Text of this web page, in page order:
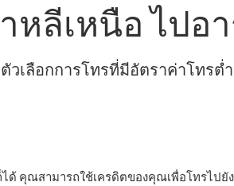
หลีเหนือ ไปอ
เลือกการโทรที่มีอัตราค่าโทรต่
ได้ คุณสามารถใช้เครดิตของคุณเพื่อโทรไปยัง